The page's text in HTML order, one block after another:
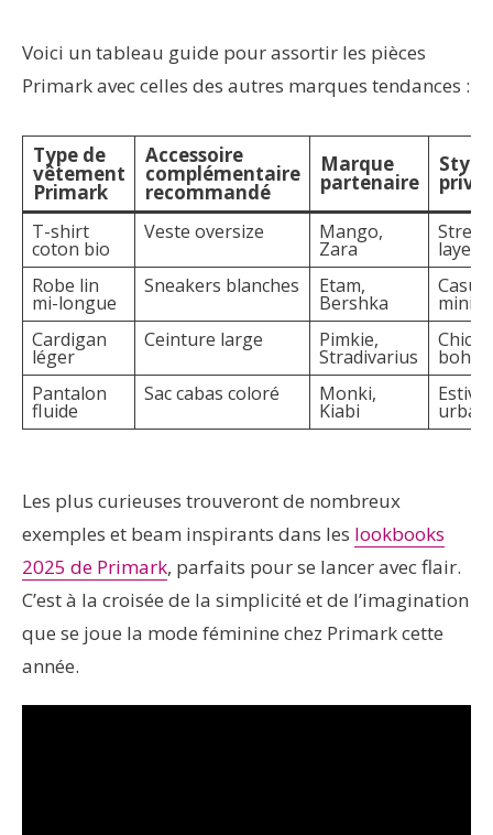
Voici un tableau guide pour assortir les pièces
Primark avec celles des autres marques tendances :
Type de
vêtement
Primark
Accessoire
complémentaire
recommandé
Marque
partenaire
T-shirt
coton bio
Veste oversize Mango,
Zara
Robe lin
mi-longue
Sneakers blanches Etam,
Bershka
Cardigan
léger
Ceinture large Pimkie,
Stradivarius
Chic
Pantalon
fluide
Sac cabas coloré Monki,
Kiabi urbain
Les plus curieuses trouveront de nombreux
exemples et beam inspirants dans les lookbooks
2025 de Primark, parfaits pour se lancer avec flair.
C’est à la croisée de la simplicité et de l’imagination
que se joue la mode féminine chez Primark cette
année.